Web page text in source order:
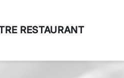
RESTAURANT